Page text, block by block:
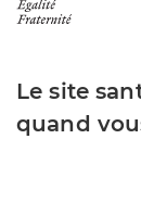
Le site
quand